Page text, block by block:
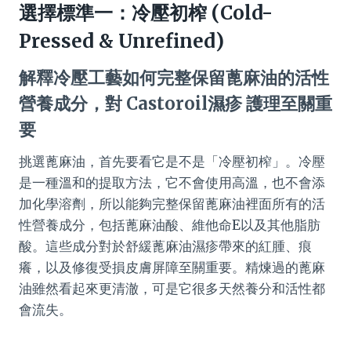
選擇標準一：冷壓初榨 (Cold-
Pressed & Unrefined)
解釋冷壓工藝如何完整保留蓖麻油的活性
營養成分，對 Castoroil濕疹 護理至關重
要
挑選蓖麻油，首先要看它是不是「冷壓初榨」。冷壓
是一種溫和的提取方法，它不會使用高溫，也不會添
加化學溶劑，所以能夠完整保留蓖麻油裡面所有的活
性營養成分，包括蓖麻油酸、維他命E以及其他脂肪
酸。這些成分對於舒緩蓖麻油濕疹帶來的紅腫、痕
癢，以及修復受損皮膚屏障至關重要。精煉過的蓖麻
油雖然看起來更清澈，可是它很多天然養分和活性都
會流失。